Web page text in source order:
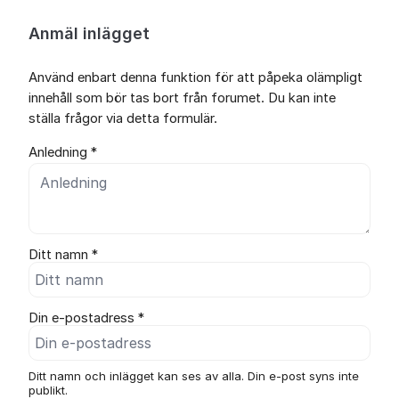
Anmäl inlägget
Använd enbart denna funktion för att påpeka olämpligt
innehåll som bör tas bort från forumet. Du kan inte
ställa frågor via detta formulär.
Anledning *
Ditt namn *
Din e-postadress *
Ditt namn och inlägget kan ses av alla. Din e-post syns inte
publikt.